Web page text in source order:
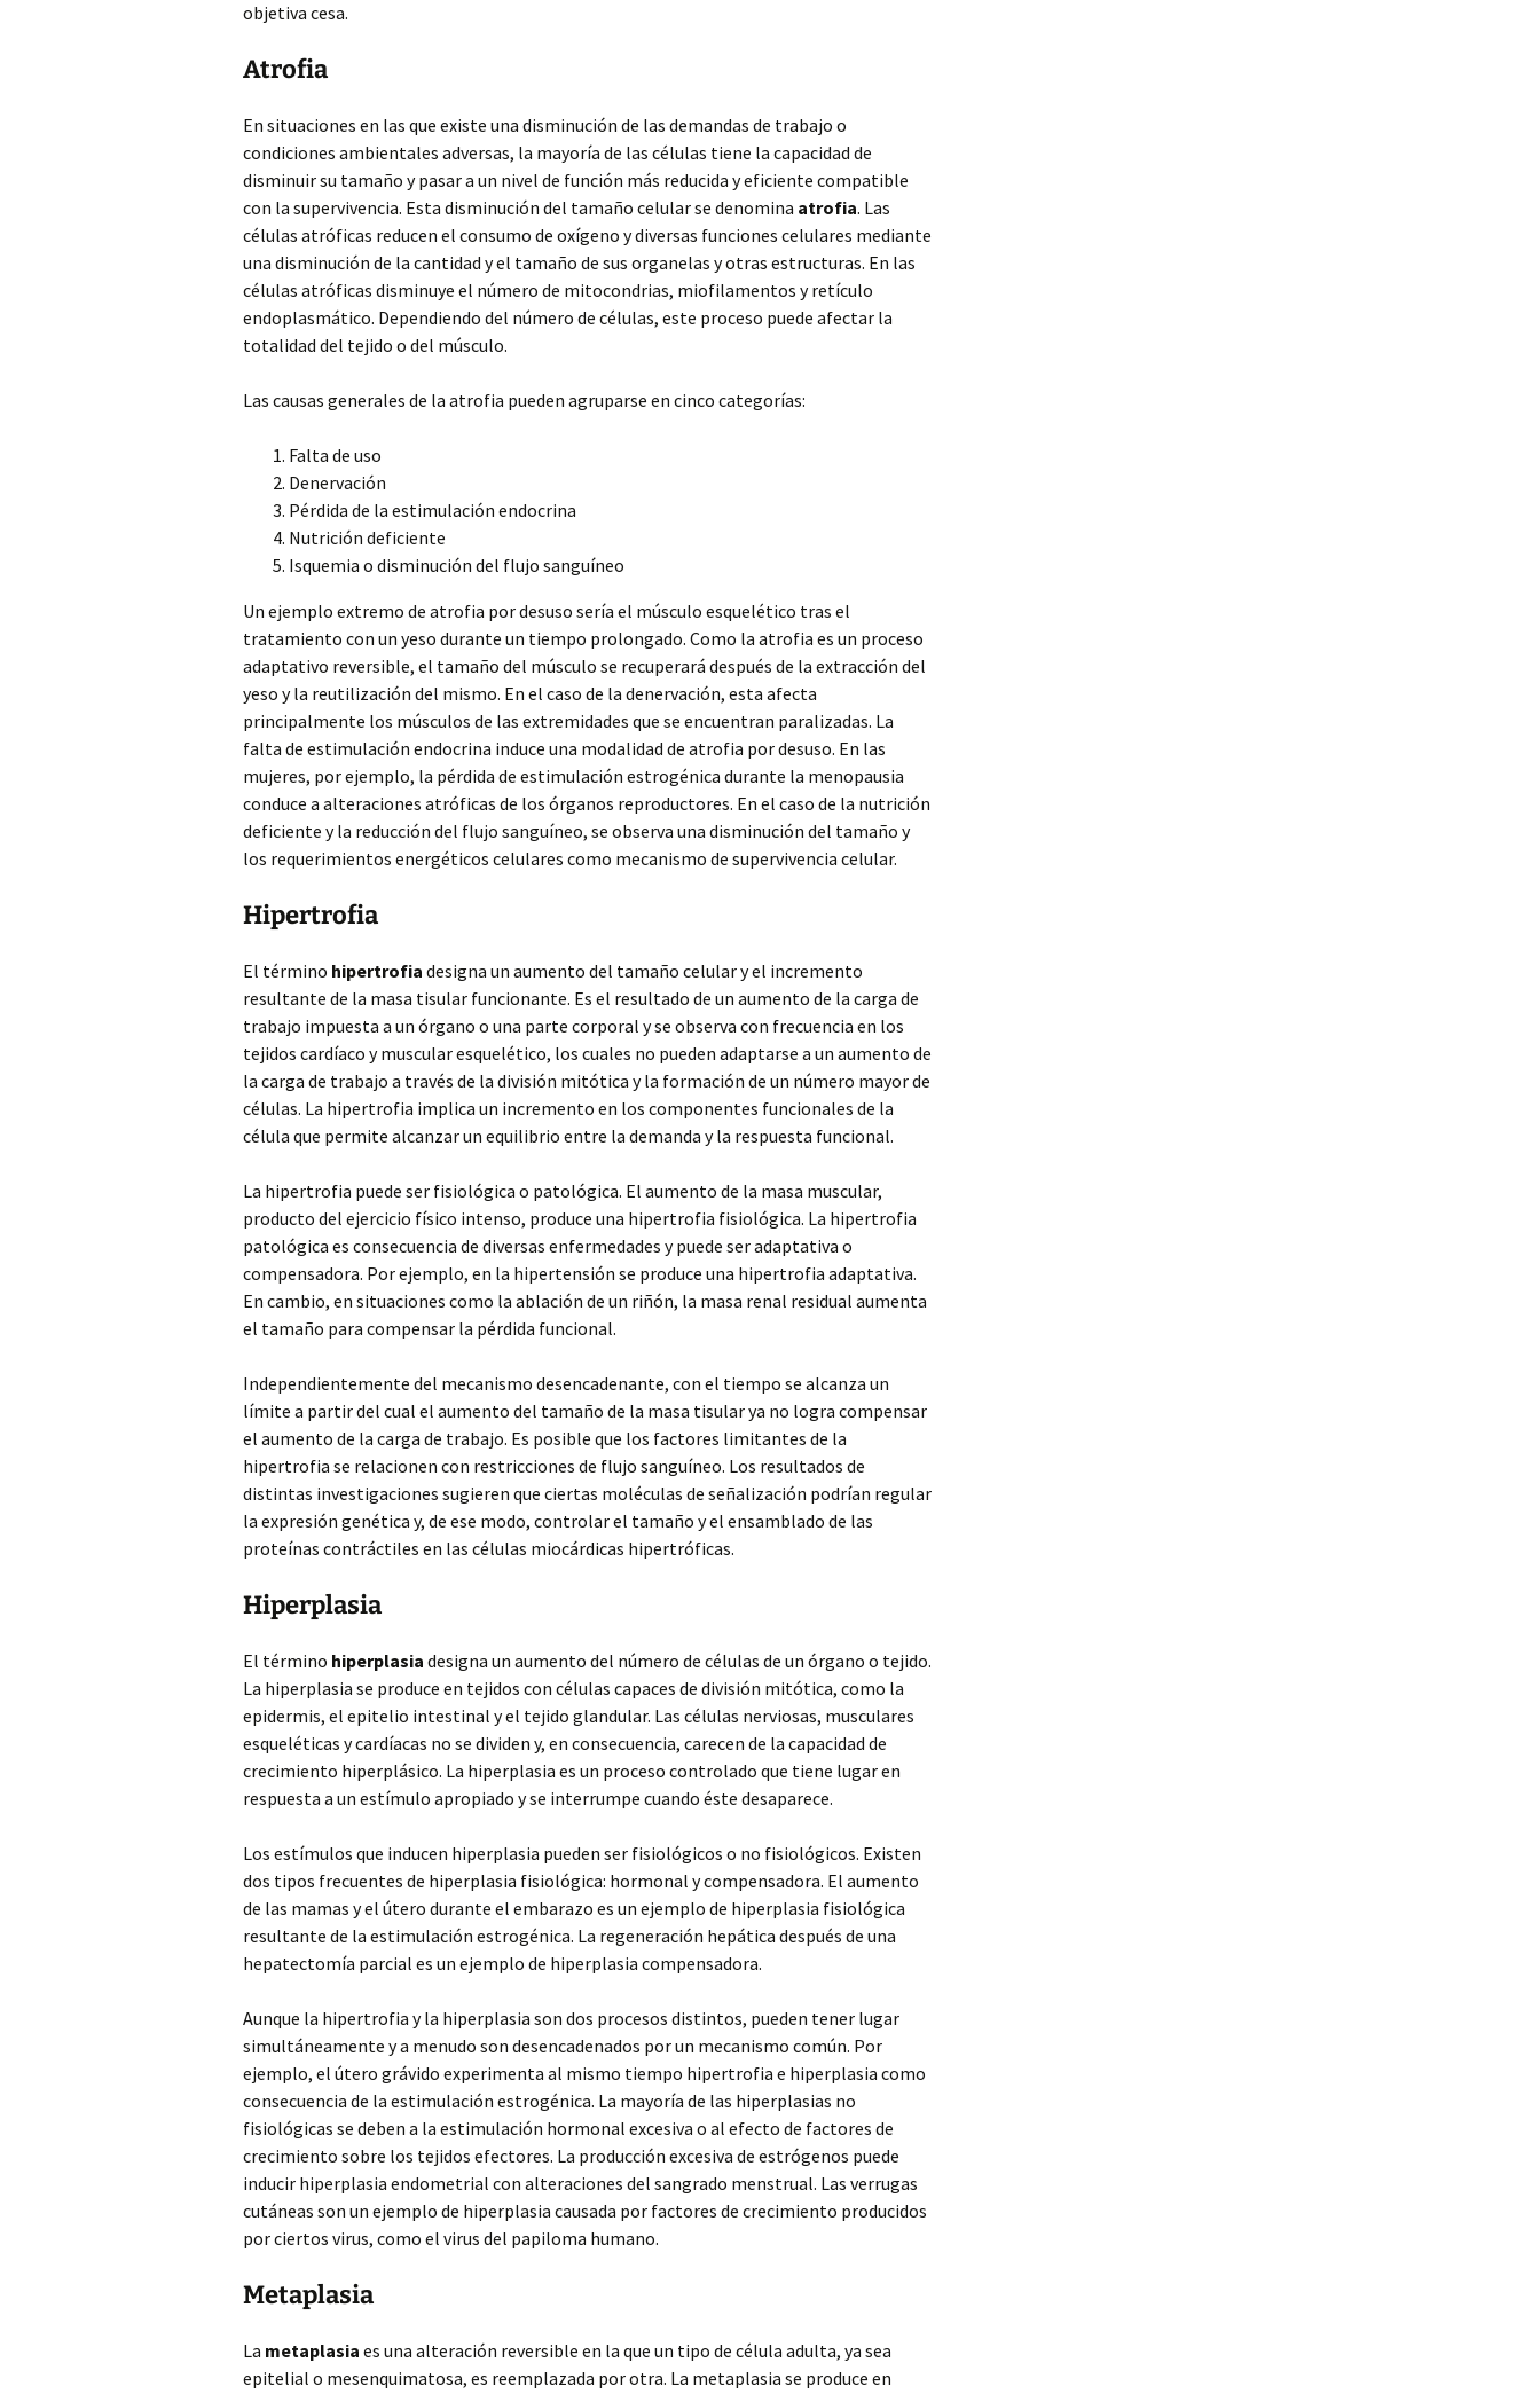
objetiva cesa.
Atrofia
En situaciones en las que existe una disminución de las demandas de trabajo o
condiciones ambientales adversas, la mayoría de las células tiene la capacidad de
disminuir su tamaño y pasar a un nivel de función más reducida y eficiente compatible
con la supervivencia. Esta disminución del tamaño celular se denomina atrofia. Las
células atróficas reducen el consumo de oxígeno y diversas funciones celulares mediante
una disminución de la cantidad y el tamaño de sus organelas y otras estructuras. En las
células atróficas disminuye el número de mitocondrias, miofilamentos y retículo
endoplasmático. Dependiendo del número de células, este proceso puede afectar la
totalidad del tejido o del músculo.
Las causas generales de la atrofia pueden agruparse en cinco categorías:
Falta de uso
Denervación
Pérdida de la estimulación endocrina
Nutrición deficiente
Isquemia o disminución del flujo sanguíneo
Un ejemplo extremo de atrofia por desuso sería el músculo esquelético tras el
tratamiento con un yeso durante un tiempo prolongado. Como la atrofia es un proceso
adaptativo reversible, el tamaño del músculo se recuperará después de la extracción del
yeso y la reutilización del mismo. En el caso de la denervación, esta afecta
principalmente los músculos de las extremidades que se encuentran paralizadas. La
falta de estimulación endocrina induce una modalidad de atrofia por desuso. En las
mujeres, por ejemplo, la pérdida de estimulación estrogénica durante la menopausia
conduce a alteraciones atróficas de los órganos reproductores. En el caso de la nutrición
deficiente y la reducción del flujo sanguíneo, se observa una disminución del tamaño y
los requerimientos energéticos celulares como mecanismo de supervivencia celular.
Hipertrofia
El término hipertrofia designa un aumento del tamaño celular y el incremento
resultante de la masa tisular funcionante. Es el resultado de un aumento de la carga de
trabajo impuesta a un órgano o una parte corporal y se observa con frecuencia en los
tejidos cardíaco y muscular esquelético, los cuales no pueden adaptarse a un aumento de
la carga de trabajo a través de la división mitótica y la formación de un número mayor de
células. La hipertrofia implica un incremento en los componentes funcionales de la
célula que permite alcanzar un equilibrio entre la demanda y la respuesta funcional.
La hipertrofia puede ser fisiológica o patológica. El aumento de la masa muscular,
producto del ejercicio físico intenso, produce una hipertrofia fisiológica. La hipertrofia
patológica es consecuencia de diversas enfermedades y puede ser adaptativa o
compensadora. Por ejemplo, en la hipertensión se produce una hipertrofia adaptativa.
En cambio, en situaciones como la ablación de un riñón, la masa renal residual aumenta
el tamaño para compensar la pérdida funcional.
Independientemente del mecanismo desencadenante, con el tiempo se alcanza un
límite a partir del cual el aumento del tamaño de la masa tisular ya no logra compensar
el aumento de la carga de trabajo. Es posible que los factores limitantes de la
hipertrofia se relacionen con restricciones de flujo sanguíneo. Los resultados de
distintas investigaciones sugieren que ciertas moléculas de señalización podrían regular
la expresión genética y, de ese modo, controlar el tamaño y el ensamblado de las
proteínas contráctiles en las células miocárdicas hipertróficas.
Hiperplasia
El término hiperplasia designa un aumento del número de células de un órgano o tejido.
La hiperplasia se produce en tejidos con células capaces de división mitótica, como la
epidermis, el epitelio intestinal y el tejido glandular. Las células nerviosas, musculares
esqueléticas y cardíacas no se dividen y, en consecuencia, carecen de la capacidad de
crecimiento hiperplásico. La hiperplasia es un proceso controlado que tiene lugar en
respuesta a un estímulo apropiado y se interrumpe cuando éste desaparece.
Los estímulos que inducen hiperplasia pueden ser fisiológicos o no fisiológicos. Existen
dos tipos frecuentes de hiperplasia fisiológica: hormonal y compensadora. El aumento
de las mamas y el útero durante el embarazo es un ejemplo de hiperplasia fisiológica
resultante de la estimulación estrogénica. La regeneración hepática después de una
hepatectomía parcial es un ejemplo de hiperplasia compensadora.
Aunque la hipertrofia y la hiperplasia son dos procesos distintos, pueden tener lugar
simultáneamente y a menudo son desencadenados por un mecanismo común. Por
ejemplo, el útero grávido experimenta al mismo tiempo hipertrofia e hiperplasia como
consecuencia de la estimulación estrogénica. La mayoría de las hiperplasias no
fisiológicas se deben a la estimulación hormonal excesiva o al efecto de factores de
crecimiento sobre los tejidos efectores. La producción excesiva de estrógenos puede
inducir hiperplasia endometrial con alteraciones del sangrado menstrual. Las verrugas
cutáneas son un ejemplo de hiperplasia causada por factores de crecimiento producidos
por ciertos virus, como el virus del papiloma humano.
Metaplasia
La metaplasia es una alteración reversible en la que un tipo de célula adulta, ya sea
epitelial o mesenquimatosa, es reemplazada por otra. La metaplasia se produce en